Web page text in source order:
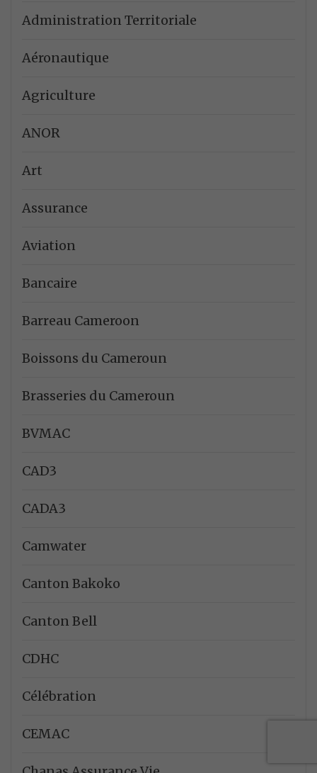
Administration Territoriale
Aéronautique
Agriculture
ANOR
Art
Assurance
Aviation
Bancaire
Barreau Cameroon
Boissons du Cameroun
Brasseries du Cameroun
BVMAC
CAD3
CADA3
Camwater
Canton Bakoko
Canton Bell
CDHC
Célébration
CEMAC